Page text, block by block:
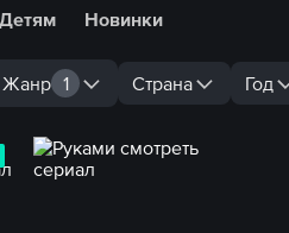
Детям Новинки
Жанр 1 Страна Год